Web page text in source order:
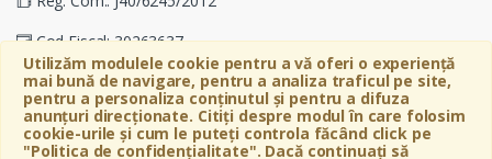
Utilizăm modulele cookie pentru a vă oferi o experiență
mai bună de navigare, pentru a analiza traficul pe site,
pentru a personaliza conținutul și pentru a difuza
anunțuri direcționate. Citiți despre modul în care folosim
cookie-urile și cum le puteți controla făcând click pe
"Politica de confidențialitate". Dacă continuați să
Cod Fiscal: 30263637
Soseaua Virtutii 19D, Etaj 4, Biroul A, Sector 6, Bucuresti